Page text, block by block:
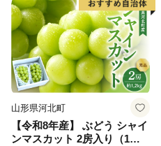
無料_C6035n
山形県河北町
【令和8年産】 ぶどう シャイ
ンマスカット 2房入り（1房6